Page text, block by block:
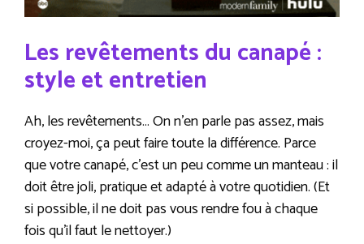
Les revêtements du canapé :
style et entretien
Ah, les revêtements… On n’en parle pas assez, mais
croyez-moi, ça peut faire toute la différence. Parce
que votre canapé, c’est un peu comme un manteau : il
doit être joli, pratique et adapté à votre quotidien. (Et
si possible, il ne doit pas vous rendre fou à chaque
fois qu’il faut le nettoyer.)